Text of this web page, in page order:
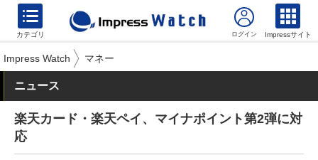
カテゴリ Impressサイト
Impress Watch マネー
ニュース
楽天カード・楽天ペイ、マイナポイント第2弾に対
応